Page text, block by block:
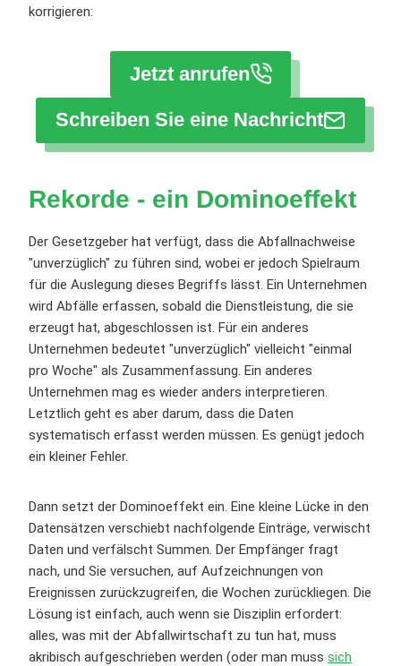
korrigieren:
Jetzt anrufen
Schreiben Sie eine Nachricht
Rekorde - ein Dominoeffekt
Der Gesetzgeber hat verfügt, dass die Abfallnachweise
"unverzüglich" zu führen sind, wobei er jedoch Spielraum
für die Auslegung dieses Begriffs lässt. Ein Unternehmen
wird Abfälle erfassen, sobald die Dienstleistung, die sie
erzeugt hat, abgeschlossen ist. Für ein anderes
Unternehmen bedeutet "unverzüglich" vielleicht "einmal
pro Woche" als Zusammenfassung. Ein anderes
Unternehmen mag es wieder anders interpretieren.
Letztlich geht es aber darum, dass die Daten
systematisch erfasst werden müssen. Es genügt jedoch
ein kleiner Fehler.
Dann setzt der Dominoeffekt ein. Eine kleine Lücke in den
Datensätzen verschiebt nachfolgende Einträge, verwischt
Daten und verfälscht Summen. Der Empfänger fragt
nach, und Sie versuchen, auf Aufzeichnungen von
Ereignissen zurückzugreifen, die Wochen zurückliegen. Die
Lösung ist einfach, auch wenn sie Disziplin erfordert:
alles, was mit der Abfallwirtschaft zu tun hat, muss
akribisch aufgeschrieben werden (oder man muss sich